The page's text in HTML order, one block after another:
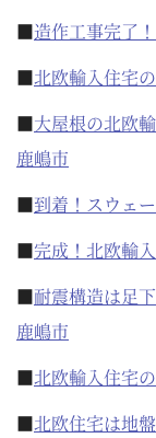
■造作工事完了
■北欧輸入住宅
■大屋根の北欧
鹿嶋市
■到着！スウェ
■完成！北欧輸
■耐震構造は足
鹿嶋市
■北欧輸入住宅
■北欧住宅は地